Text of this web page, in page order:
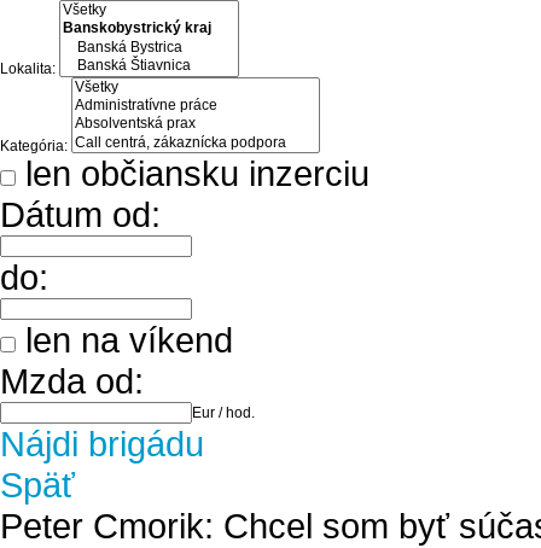
Lokalita:
Kategória:
len občiansku inzerciu
Dátum od:
do:
len na víkend
Mzda od:
Eur / hod.
Nájdi brigádu
Späť
Peter Cmorik: Chcel som byť